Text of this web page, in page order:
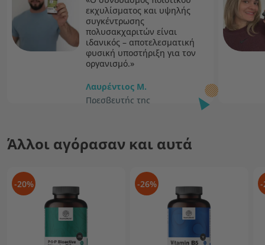
εκχυλίσματος και υψηλής
συγκέντρωσης
πολυσακχαριτών είναι
ιδανικός – αποτελεσματική
φυσική υποστήριξη για τον
οργανισμό.»
Λαυρέντιος M.
Πρεσβευτής της
Άλλοι αγόρασαν και αυτά
-20% -26% -